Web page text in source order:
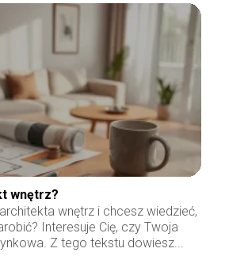
wnętrz?
wnętrz i chcesz wiedzieć,
Interesuje Cię, czy Twoja
Z tego tekstu dowiesz...